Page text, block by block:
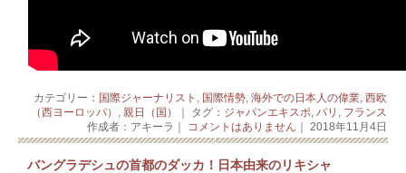
カテゴリー： 国際ジャーナリスト 国際情勢, 海外での日本人の偉業, 西欧
（西ヨーロッパ）
親日（国） ｜ タグ： ジャパンエキスポ パリ
フランス
作成者：アキーラ｜
コメントはありません ｜ 2018年11月4日
バングラデシュの首都のダッカ！日本由来のリキシャ